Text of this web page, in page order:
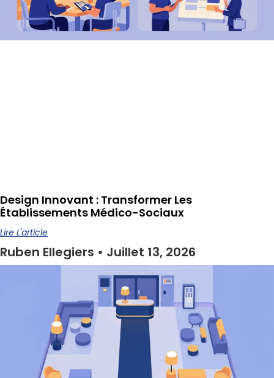
Design Innovant : Transformer Les
Établissements Médico-Sociaux
Lire L'article
Ruben Ellegiers Juillet 13, 2026